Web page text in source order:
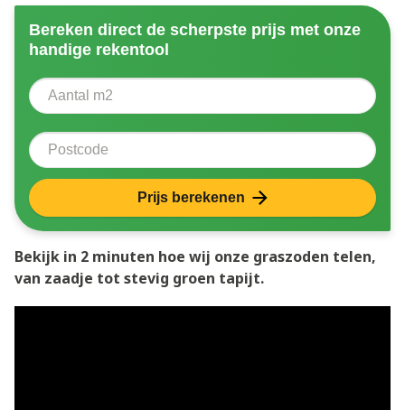
Bereken direct de scherpste prijs met onze
handige rekentool
Aantal vierkante meter
Postcode
Prijs berekenen
Bekijk in 2 minuten hoe wij onze graszoden telen,
van zaadje tot stevig groen tapijt.